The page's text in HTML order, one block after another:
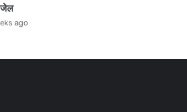
जेल
ago